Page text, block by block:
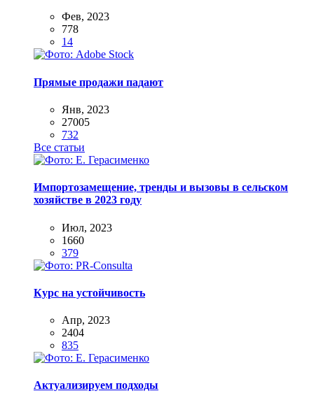
Фев, 2023
778
14
Прямые продажи падают
Янв, 2023
27005
732
Все статьи
Импортозамещение, тренды и вызовы в сельском
хозяйстве в 2023 году
Июл, 2023
1660
379
Курс на устойчивость
Апр, 2023
2404
835
Актуализируем подходы